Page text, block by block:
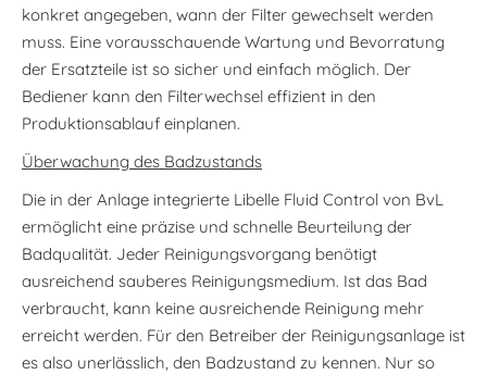
konkret angegeben, wann der Filter gewechselt werden
muss. Eine vorausschauende Wartung und Bevorratung
der Ersatzteile ist so sicher und einfach möglich. Der
Bediener kann den Filterwechsel effizient in den
Produktionsablauf einplanen.
Überwachung des Badzustands
Die in der Anlage integrierte Libelle Fluid Control von BvL
ermöglicht eine präzise und schnelle Beurteilung der
Badqualität. Jeder Reinigungsvorgang benötigt
ausreichend sauberes Reinigungsmedium. Ist das Bad
verbraucht, kann keine ausreichende Reinigung mehr
erreicht werden. Für den Betreiber der Reinigungsanlage ist
es also unerlässlich, den Badzustand zu kennen. Nur so